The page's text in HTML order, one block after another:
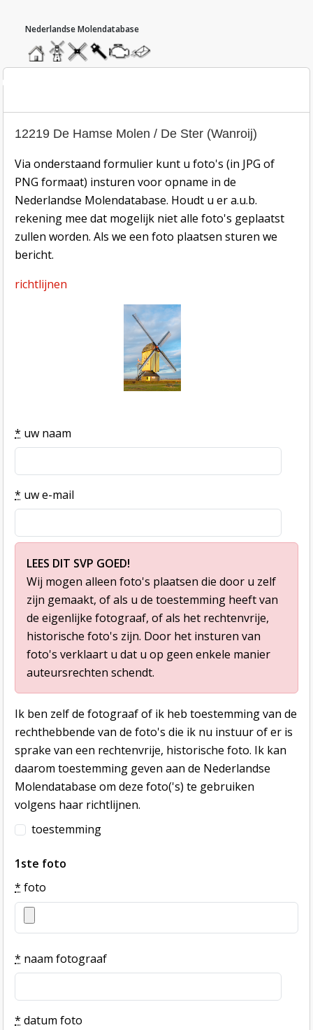
homemolendatabase
roedendatabase
assendatabase
motorendatabase
stuur
een
inzend-formulier
12219 De Hamse Molen / De Ster (Wanroij)
Via onderstaand formulier kunt u foto's (in JPG of
PNG formaat) insturen voor opname in de
Nederlandse Molendatabase. Houdt u er a.u.b.
rekening mee dat mogelijk niet alle foto's geplaatst
zullen worden. Als we een foto plaatsen sturen we
bericht.
richtlijnen
* uw naam
* uw e-mail
LEES DIT SVP GOED!
Wij mogen alleen foto's plaatsen die door u zelf
zijn gemaakt, of als u de toestemming heeft van
de eigenlijke fotograaf, of als het rechtenvrije,
historische foto's zijn. Door het insturen van
foto's verklaart u dat u op geen enkele manier
auteursrechten schendt.
Ik ben zelf de fotograaf of ik heb toestemming van de
rechthebbende van de foto's die ik nu instuur of er is
sprake van een rechtenvrije, historische foto. Ik kan
daarom toestemming geven aan de Nederlandse
Molendatabase om deze foto('s) te gebruiken
volgens haar richtlijnen.
toestemming
1ste foto
* foto
* naam fotograaf
* datum foto